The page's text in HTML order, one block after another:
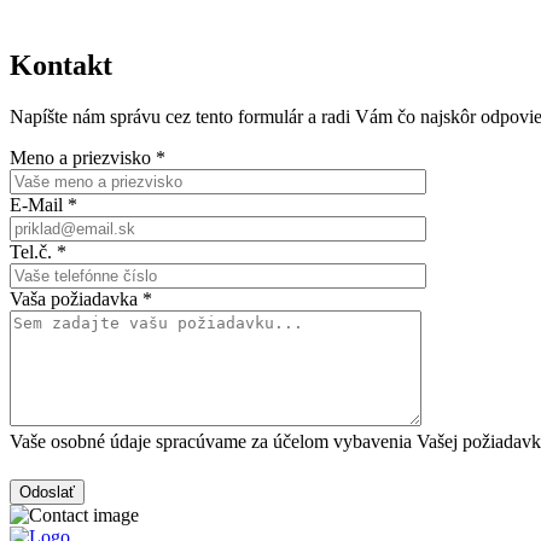
Kontakt
Napíšte nám správu cez tento formulár a radi Vám čo najskôr
Meno a priezvisko *
E-Mail *
Tel.č. *
Vaša požiadavka *
Vaše osobné údaje spracúvame za účelom vybavenia Vašej